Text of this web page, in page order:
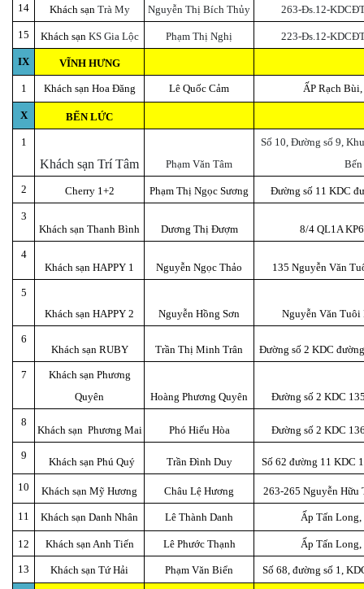
14 Khách sạn Trà My Nguyễn Thị Bích Thủy 263-Đs.12-
15 Khách sạn KS Gia Lộc Phạm Thị Nghị 223-Đs.12-
IX VĨNH HƯNG
1 Khách sạn Hoa Đăng Lê Quốc Cảm ẤP Rạch
X BẾN LỨC
1
Khách sạn Trí Tâm Phạm Văn Tâm
Số 10, Đường số 9,
2 Cherry 1+2 Phạm Thị Ngọc Sương Đường số 11 KDC
3
Khách sạn Thanh Bình
Dương Thị Đượm 8/4 QL1A
4
Khách sạn HAPPY 1 Nguyễn Ngọc Thảo 135 Nguyễn Văn
5
Khách sạn HAPPY 2 Nguyễn Hồng Sơn Nguyễn Văn
6
Khách sạn RUBY Trần Thị Minh Trân Đường số 2 KDC
7 Khách sạn Phương
Quyên
Hoàng Phương Quyên Đường số 2 KDC
8
Khách sạn Phương Mai Phó Hiếu Hòa Đường số 2 KDC
9
Khách sạn Phú Quý Trần Đình Duy Số 62 đường 11 KDC
10 Khách sạn Mỹ Hương Châu Lệ Hương 263-265 Nguyễn Hữu
11 Khách sạn Danh Nhân Lê Thành Danh Ấp Tấn
12 Khách sạn Anh Tiến Lê Phước Thạnh Ấp Tấn
13 Khách sạn Tứ Hải Phạm Văn Biển Số 68, đường số 1,